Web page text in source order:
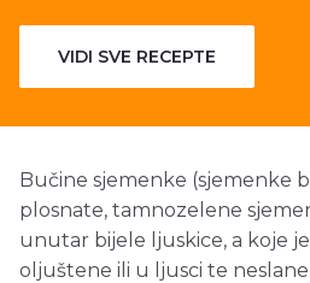
VIDI SVE RECEPTE
Bučine sjemenke (sjemenke
plosnate, tamnozelene
unutar bijele ljuskice, a koje
oljuštene ili u ljusci te neslane